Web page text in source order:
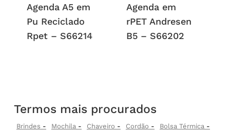
Agenda A5 em
Pu Reciclado
Rpet – S66214
Agenda em
rPET Andresen
B5 – S66202
Termos mais procurados
Brindes Mochila Chaveiro Cordão
Bolsa Térmica